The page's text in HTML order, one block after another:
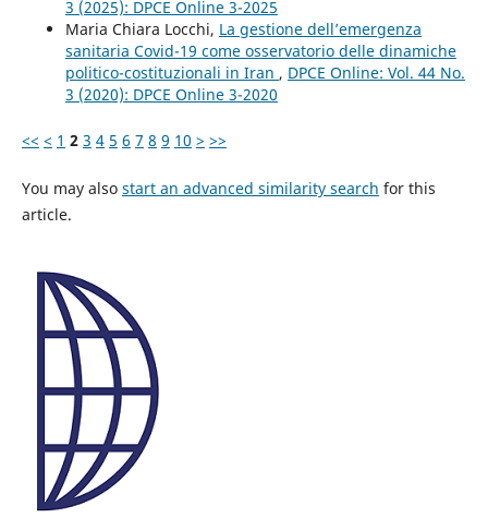
3 (2025): DPCE Online 3-2025
Maria Chiara Locchi, La gestione dell’emergenza
sanitaria Covid-19 come osservatorio delle dinamiche
politico-costituzionali in Iran , DPCE Online: Vol. 44 No.
3 (2020): DPCE Online 3-2020
<< < 1 2 3 4 5 6 7 8 9 10 > >>
You may also start an advanced similarity search for this
article.